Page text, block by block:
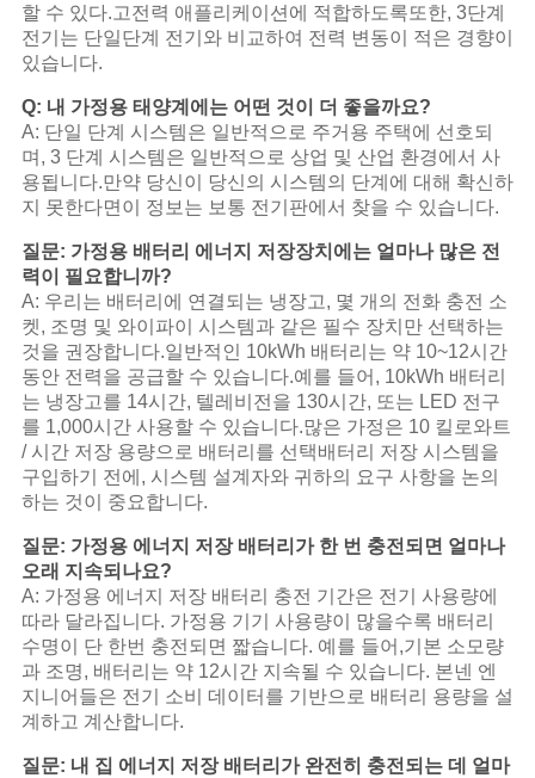
할 수 있다.고전력 애플리케이션에 적합하도록또한, 3단계
전기는 단일단계 전기와 비교하여 전력 변동이 적은 경향이
있습니다.
Q: 내 가정용 태양계에는 어떤 것이 더 좋을까요?
A: 단일 단계 시스템은 일반적으로 주거용 주택에 선호되
며, 3 단계 시스템은 일반적으로 상업 및 산업 환경에서 사
용됩니다.만약 당신이 당신의 시스템의 단계에 대해 확신하
지 못한다면이 정보는 보통 전기판에서 찾을 수 있습니다.
질문: 가정용 배터리 에너지 저장장치에는 얼마나 많은 전
력이 필요합니까?
A: 우리는 배터리에 연결되는 냉장고, 몇 개의 전화 충전 소
켓, 조명 및 와이파이 시스템과 같은 필수 장치만 선택하는
것을 권장합니다.일반적인 10kWh 배터리는 약 10~12시간
동안 전력을 공급할 수 있습니다.예를 들어, 10kWh 배터리
는 냉장고를 14시간, 텔레비전을 130시간, 또는 LED 전구
를 1,000시간 사용할 수 있습니다.많은 가정은 10 킬로와트
/ 시간 저장 용량으로 배터리를 선택배터리 저장 시스템을
구입하기 전에, 시스템 설계자와 귀하의 요구 사항을 논의
하는 것이 중요합니다.
질문: 가정용 에너지 저장 배터리가 한 번 충전되면 얼마나
오래 지속되나요?
A: 가정용 에너지 저장 배터리 충전 기간은 전기 사용량에
따라 달라집니다. 가정용 기기 사용량이 많을수록 배터리
수명이 단 한번 충전되면 짧습니다. 예를 들어,기본 소모량
과 조명, 배터리는 약 12시간 지속될 수 있습니다. 본넨 엔
지니어들은 전기 소비 데이터를 기반으로 배터리 용량을 설
계하고 계산합니다.
질문: 내 집 에너지 저장 배터리가 완전히 충전되는 데 얼마